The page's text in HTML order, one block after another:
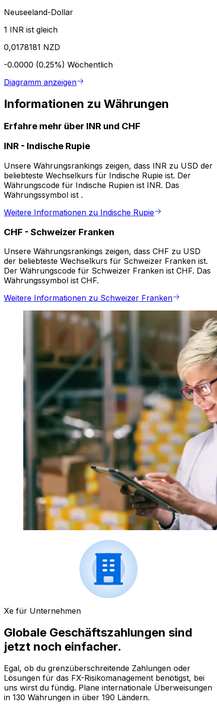
Neuseeland-Dollar
1 INR ist gleich
0,0178181 NZD
-0.0000 (0.25%) Wöchentlich
Diagramm anzeigen
Informationen zu Währungen
Erfahre mehr über INR und CHF
INR - Indische Rupie
Unsere Währungsrankings zeigen, dass INR zu USD der
beliebteste Wechselkurs für Indische Rupie ist. Der
Währungscode für Indische Rupien ist INR. Das
Währungssymbol ist ₹.
Weitere Informationen zu Indische Rupie
CHF - Schweizer Franken
Unsere Währungsrankings zeigen, dass CHF zu USD
der beliebteste Wechselkurs für Schweizer Franken ist.
Der Währungscode für Schweizer Franken ist CHF. Das
Währungssymbol ist CHF.
Weitere Informationen zu Schweizer Franken
Xe für Unternehmen
Globale Geschäftszahlungen sind
jetzt noch einfacher.
Egal, ob du grenzüberschreitende Zahlungen oder
Lösungen für das FX-Risikomanagement benötigst, bei
uns wirst du fündig. Plane internationale Überweisungen
in 130 Währungen in über 190 Ländern.